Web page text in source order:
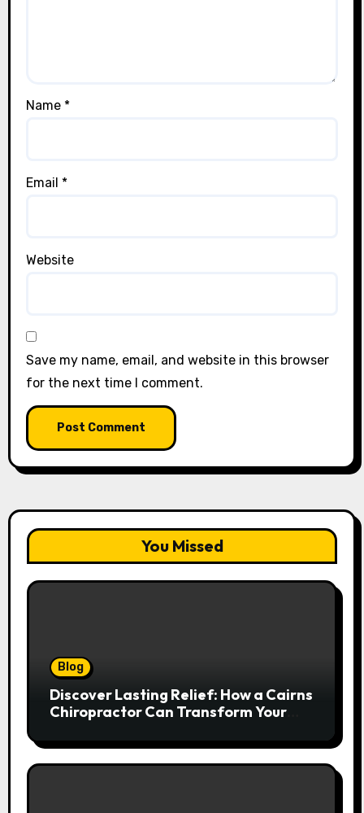
Name *
Email *
Website
Save my name, email, and website in this browser
for the next time I comment.
You Missed
Blog
Discover Lasting Relief: How a Cairns
Chiropractor Can Transform Your